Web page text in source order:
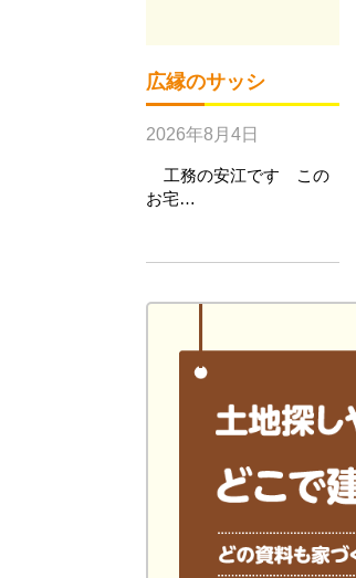
広縁のサッシ
2026年8月4日
工務の安江です この
お宅…